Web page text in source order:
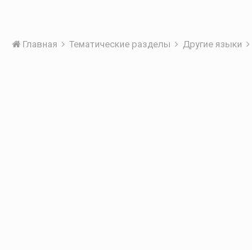
Главная Тематические разделы Другие языки